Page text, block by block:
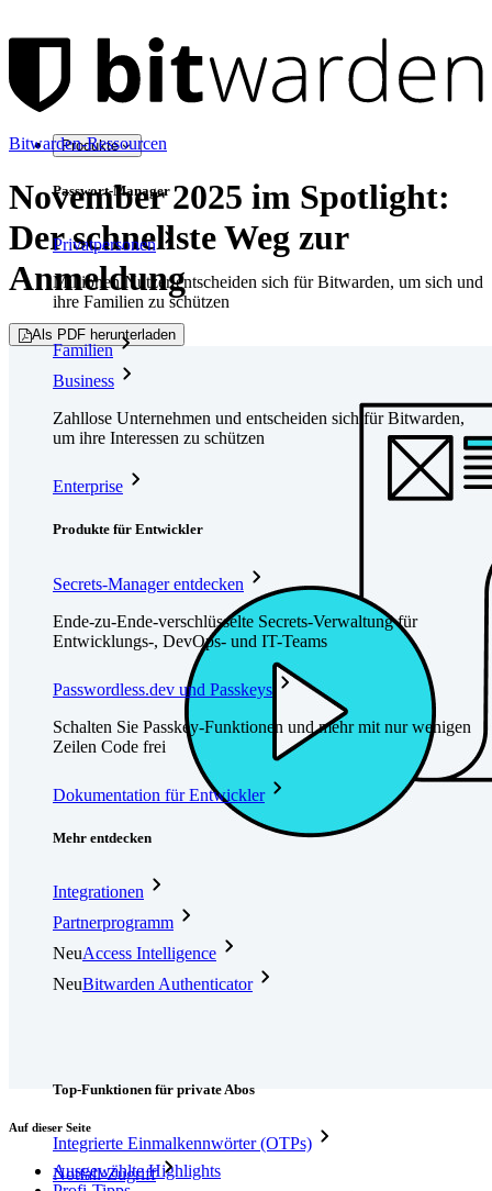
Produkte
Passwort-Manager
Privatpersonen
Millionen Nutzer entscheiden sich für Bitwarden, um sich und
ihre Familien zu schützen
Familien
Business
Zahllose Unternehmen und entscheiden sich für Bitwarden,
um ihre Interessen zu schützen
Enterprise
Produkte für Entwickler
Secrets-Manager entdecken
Ende-zu-Ende-verschlüsselte Secrets-Verwaltung für
Entwicklungs-, DevOps- und IT-Teams
Passwordless.dev und Passkeys
Schalten Sie Passkey-Funktionen und mehr mit nur wenigen
Zeilen Code frei
Dokumentation für Entwickler
Mehr entdecken
Integrationen
Partnerprogramm
NeuAccess Intelligence
NeuBitwarden Authenticator
Top-Funktionen für private Abos
Integrierte Einmalkennwörter (OTPs)
Notfall-Zugriff
Bitwarden-Ressourcen
November 2025 im Spotlight:
Der schnellste Weg zur
Anmeldung
Als PDF herunterladen
Auf dieser Seite
Ausgewählte Highlights